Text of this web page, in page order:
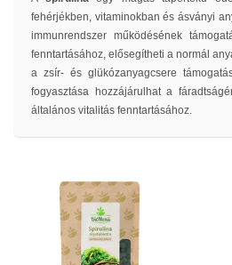
fehérjékben, vitaminokban és ásványi
immunrendszer működésének
fenntartásához, elősegítheti a normál
a zsír- és glükózanyagcsere
fogyasztása hozzájárulhat a
általános vitalitás fenntartásához.